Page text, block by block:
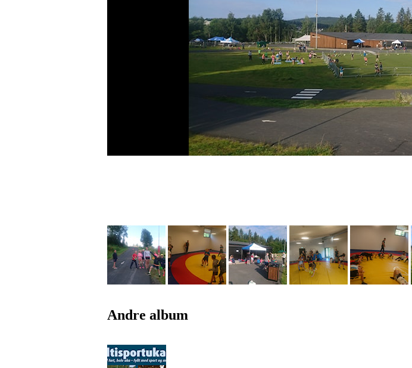
Andre album